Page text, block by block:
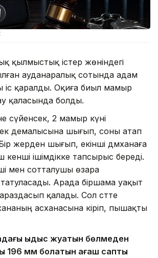
қылмыстық істер жөніндегі
ауданаралық сотында адам
іс қаралды. Оқиға биыл мамыр
қаласында болды.
сүйенсек, 2 мамыр күні
демалысына шығып, соны атап
жерден шығып, екінші дәмханаға
кенші ішімдікке тапсырыс береді.
мен сотталушы өзара
Арада біршама уақыт
қалады. Сол сәтте
асханасына кіріп, пышақты
ыдыс жуатын бөлмеден
196 мм болатын ағаш сапты